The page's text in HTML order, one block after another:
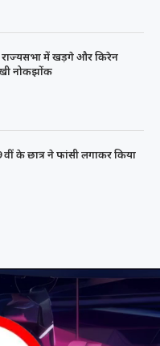
राज्यसभा में खड़गे और किरेन
नोकझोंक
के छात्र ने फांसी लगाकर किया